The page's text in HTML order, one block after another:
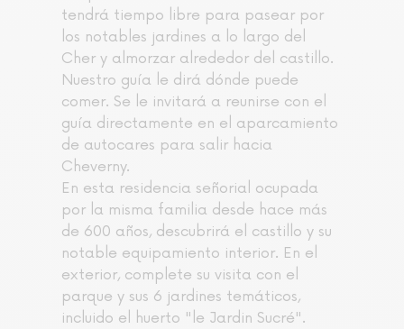
tendrá tiempo libre para pasear por
los notables jardines a lo largo del
Cher y almorzar alrededor del castillo.
Nuestro guía le dirá dónde puede
comer. Se le invitará a reunirse con el
guía directamente en el aparcamiento
de autocares para salir hacia
Cheverny.
En esta residencia señorial ocupada
por la misma familia desde hace más
de 600 años, descubrirá el castillo y su
notable equipamiento interior. En el
exterior, complete su visita con el
parque y sus 6 jardines temáticos,
incluido el huerto "le Jardin Sucré".